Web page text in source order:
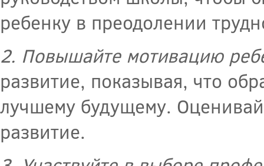
ребенку в преодолении
2. Повышайте мотивацию
развитие, показывая, что
лучшему будущему.
развитие.